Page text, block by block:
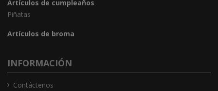
Artículos de cumpleaños
Piñatas
Artículos de broma
INFORMACIÓN
Contáctenos